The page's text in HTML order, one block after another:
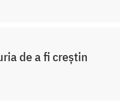
de a fi creștin